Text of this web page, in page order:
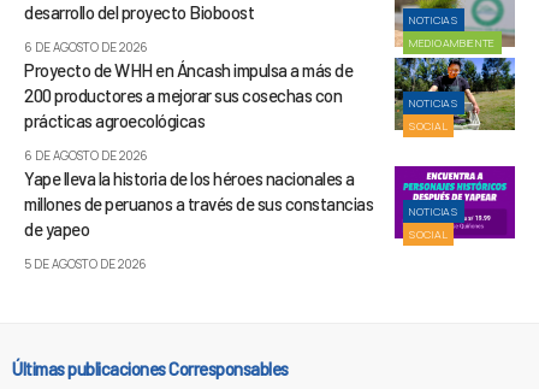
NOTICIAS
MEDIOAMBIENTE
desarrollo del proyecto Bioboost
6 DE AGOSTO DE 2026
NOTICIAS
SOCIAL
Proyecto de WHH en Áncash impulsa a más de
200 productores a mejorar sus cosechas con
prácticas agroecológicas
6 DE AGOSTO DE 2026
NOTICIAS
SOCIAL
Yape lleva la historia de los héroes nacionales a
millones de peruanos a través de sus constancias
de yapeo
5 DE AGOSTO DE 2026
Últimas publicaciones Corresponsables